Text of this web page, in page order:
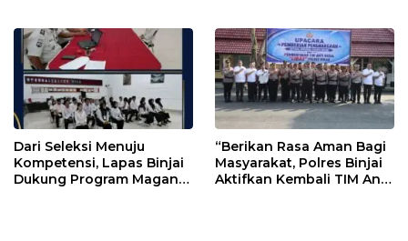
Dari Seleksi Menuju
Kompetensi, Lapas Binjai
Dukung Program Magang
“Berikan Rasa Aman Bagi
Masyarakat, Polres Binjai
Aktifkan Kembali TIM Anti